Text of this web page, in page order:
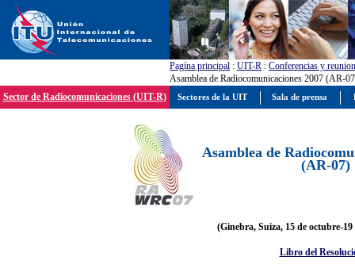
Pagína principal : UIT-R : Conferencias y
Asamblea de Radiocomunicaciones 2007 (AR-
Sector de Radiocomunicaciones (UIT-R)
Asamblea de
(AR-07)
(Ginebra, Suiza, 15 de octubre-19
Libro del
Sectores de la UIT Sala de prensa